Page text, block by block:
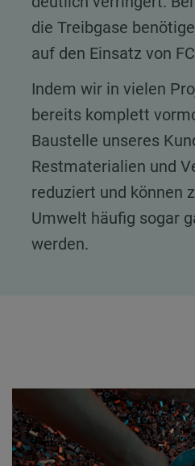
die Treibgase
auf den Einsatz von
Indem wir in vielen
bereits komplett
Baustelle unseres
Restmaterialien und
reduziert und können
Umwelt häufig sogar
werden.